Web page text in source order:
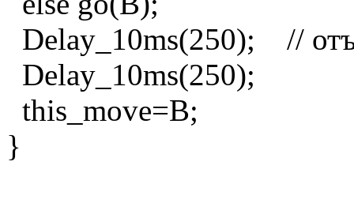
Delay_10ms(250); //
Delay_10ms(250);
this_move=B;
}